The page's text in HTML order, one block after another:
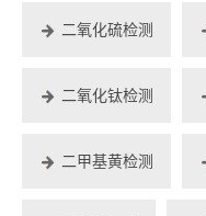
二氧化硫检测
二氧化钛检测
二甲基黄检测